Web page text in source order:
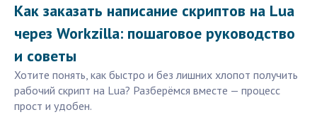
Как заказать написание скриптов на Lua
через Workzilla: пошаговое руководство
и советы
Хотите понять, как быстро и без лишних хлопот получить
рабочий скрипт на Lua? Разберёмся вместе — процесс
прост и удобен.